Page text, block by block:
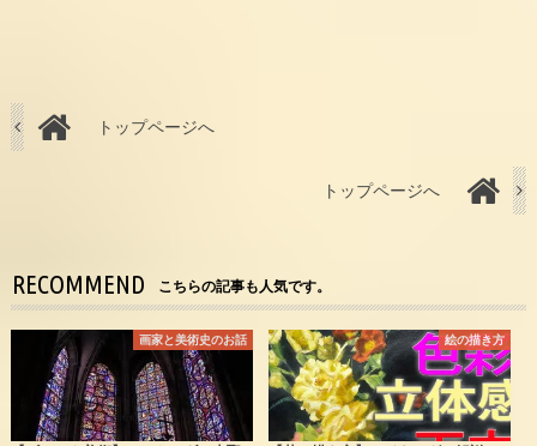
トップページへ
トップページへ
RECOMMEND こちらの記事も人気です。
画家と美術史のお話 絵の描き方